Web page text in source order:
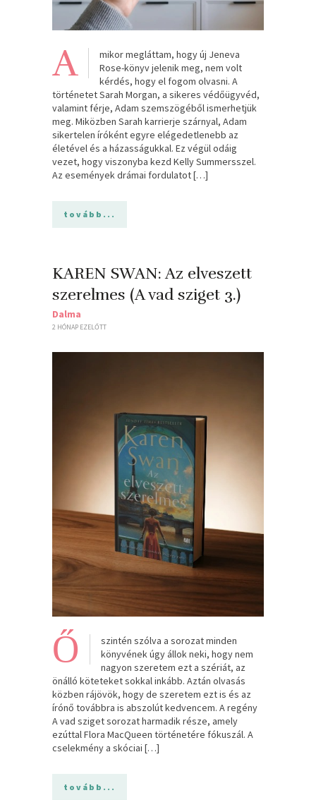
A
mikor megláttam, hogy új Jeneva
Rose-könyv jelenik meg, nem volt
kérdés, hogy el fogom olvasni. A
történetet Sarah Morgan, a sikeres védőügyvéd,
valamint férje, Adam szemszögéből ismerhetjük
meg. Miközben Sarah karrierje szárnyal, Adam
sikertelen íróként egyre elégedetlenebb az
életével és a házasságukkal. Ez végül odáig
vezet, hogy viszonyba kezd Kelly Summersszel.
Az események drámai fordulatot […]
tovább...
KAREN SWAN: Az ​elveszett
szerelmes (A vad sziget 3.)
Dalma
2 HÓNAP EZELŐTT
Ő
szintén szólva a sorozat minden
könyvének úgy állok neki, hogy nem
nagyon szeretem ezt a szériát, az
önálló köteteket sokkal inkább. Aztán olvasás
közben rájövök, hogy de szeretem ezt is és az
írónő továbbra is abszolút kedvencem. A regény
A vad sziget sorozat harmadik része, amely
ezúttal Flora MacQueen történetére fókuszál. A
cselekmény a skóciai […]
tovább...